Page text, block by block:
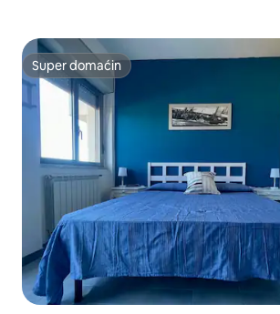
Super domaćin
Super domaćin